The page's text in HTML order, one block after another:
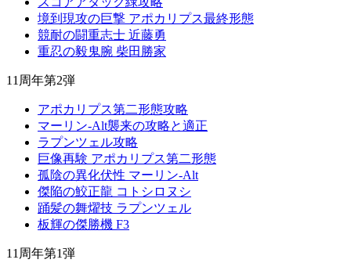
境到現攻の巨撃 アポカリプス最終形態
競耐の闘重志士 近藤勇
重忍の毅鬼腕 柴田勝家
11周年第2弾
アポカリプス第二形態攻略
マーリン-Alt襲来の攻略と適正
ラプンツェル攻略
巨像再験 アポカリプス第二形態
孤陰の異化伏性 マーリン-Alt
傑陥の鮫正龍 コトシロヌシ
踊髪の舞燿技 ラプンツェル
板輝の傑勝機 F3
11周年第1弾